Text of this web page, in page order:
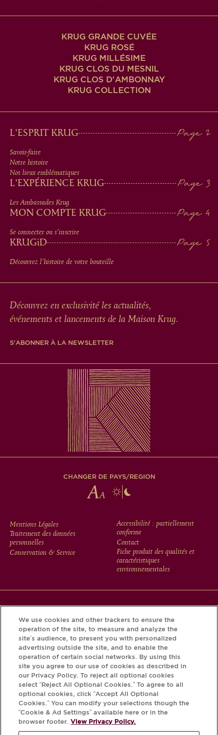
KRUG GRANDE CUVÉE
KRUG ROSÉ
KRUG MILLÉSIME
KRUG CLOS DU MESNIL
KRUG CLOS D'AMBONNAY
KRUG COLLECTION
MAIN
MEN
IN
FOOTER
L'ESPRIT KRUG
Savoir-faire
Notre histoire
Nos lieux emblématiques
L'EXPÉRIENCE KRUG
Les Ambassades Krug
MON COMPTE KRUG
Se connecter ou s'inscrire
KRUGiD
Découvrez l'histoire de votre bouteille
Découvrez en exclusivité les actualités,
événements et lancements de la Maison Krug.
S'ABONNER À LA NEWSLETTER
CHANGER DE PAYS/REGION
FOOTER
MENU
Mentions Légales
Traitement des données
personnelles
Conservation & Service
Accessibilité : partiellement
conforme
Contact
Fiche produit des qualités et
caractéristiques
environnementales
votre bouteille grâce au Krug iD.
L'ABUS D'ALCOOL EST DANGEREUX
We use cookies and other trackers to ensure the
operation of the site, to measure and analyze the
site’s audience, to present you with personalized
advertising outside the site, and to enable the
operation of certain social networks. By using this
site you agree to our use of cookies as described in
our Privacy Policy. To reject all optional cookies
select “Reject All Optional Cookies.” To agree to all
optional cookies, click “Accept All Optional
Cookies.” You can modify your selections though the
“Cookie & Ad Settings” available here or in the
browser footer. View Privacy Policy.